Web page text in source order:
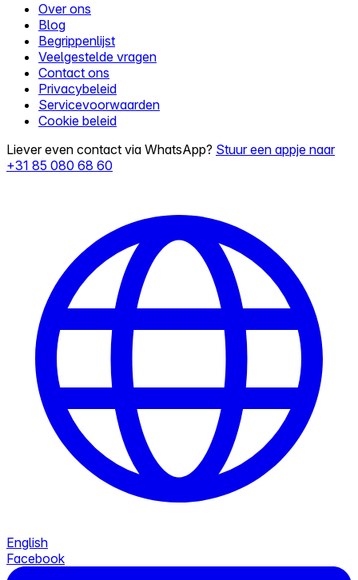
Over ons
Blog
Begrippenlijst
Veelgestelde vragen
Contact ons
Privacybeleid
Servicevoorwaarden
Cookie beleid
Liever even contact via WhatsApp? Stuur een appje naar
+31 85 080 68 60
English
Facebook